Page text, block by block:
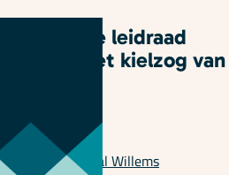
leidraad
in het kielzog van
doorPascal Willems